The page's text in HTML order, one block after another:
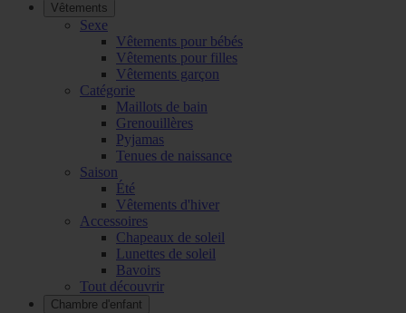
Vêtements
Sexe
Vêtements pour bébés
Vêtements pour filles
Vêtements garçon
Catégorie
Maillots de bain
Grenouillères
Pyjamas
Tenues de naissance
Saison
Été
Vêtements d'hiver
Accessoires
Chapeaux de soleil
Lunettes de soleil
Bavoirs
Tout découvrir
Chambre d'enfant